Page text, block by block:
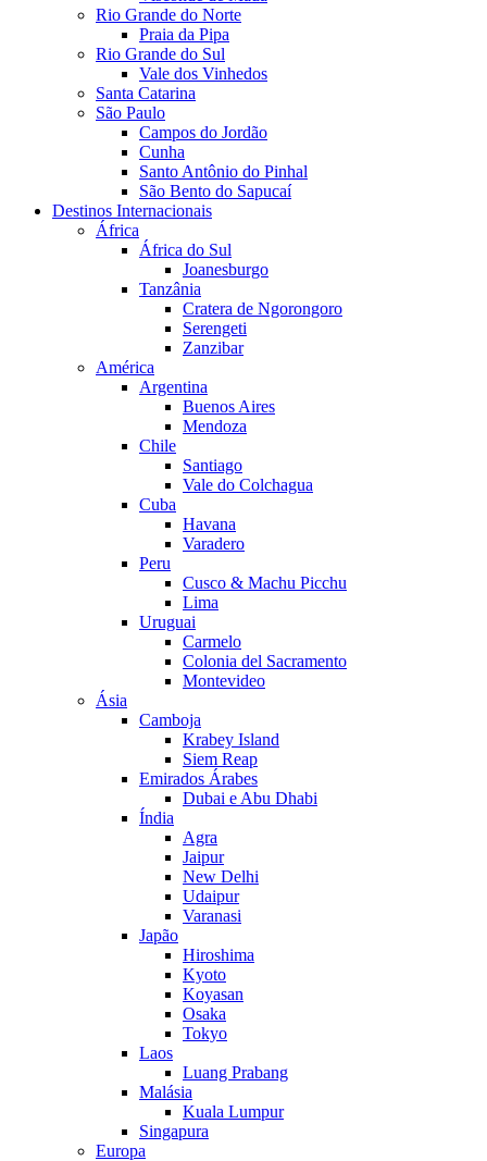
Rio Grande do Norte
Praia da Pipa
Rio Grande do Sul
Vale dos Vinhedos
Santa Catarina
São Paulo
Campos do Jordão
Cunha
Santo Antônio do Pinhal
São Bento do Sapucaí
Destinos Internacionais
África
África do Sul
Joanesburgo
Tanzânia
Cratera de Ngorongoro
Serengeti
Zanzibar
América
Argentina
Buenos Aires
Mendoza
Chile
Santiago
Vale do Colchagua
Cuba
Havana
Varadero
Peru
Cusco & Machu Picchu
Lima
Uruguai
Carmelo
Colonia del Sacramento
Montevideo
Ásia
Camboja
Krabey Island
Siem Reap
Emirados Árabes
Dubai e Abu Dhabi
Índia
Agra
Jaipur
New Delhi
Udaipur
Varanasi
Japão
Hiroshima
Kyoto
Koyasan
Osaka
Tokyo
Laos
Luang Prabang
Malásia
Kuala Lumpur
Singapura
Europa